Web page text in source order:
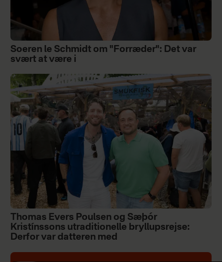
Soeren le Schmidt om "Forræder": Det var
svært at være i
Thomas Evers Poulsen og Sæþór
Kristínssons utraditionelle bryllupsrejse:
Derfor var datteren med